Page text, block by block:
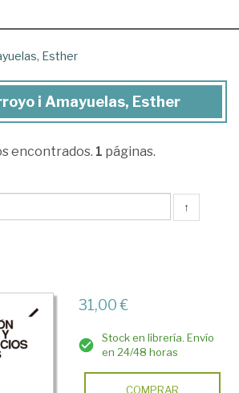
Esther
i Amayuelas, Esther
encontrados. 1 páginas.
↑
31,00 €
Stock en librería. Envío
en 24/48 horas
COMPRAR